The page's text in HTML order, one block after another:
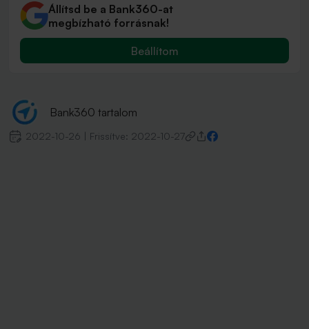
Állítsd be a Bank360-at
megbízható forrásnak!
Beállítom
Bank360 tartalom
2022-10-26 Frissítve: 2022-10-27